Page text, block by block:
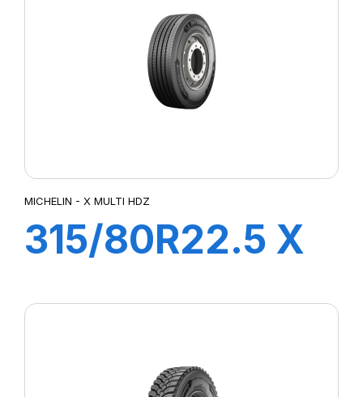
MICHELIN - X MULTI HDZ
315/80R22.5 X